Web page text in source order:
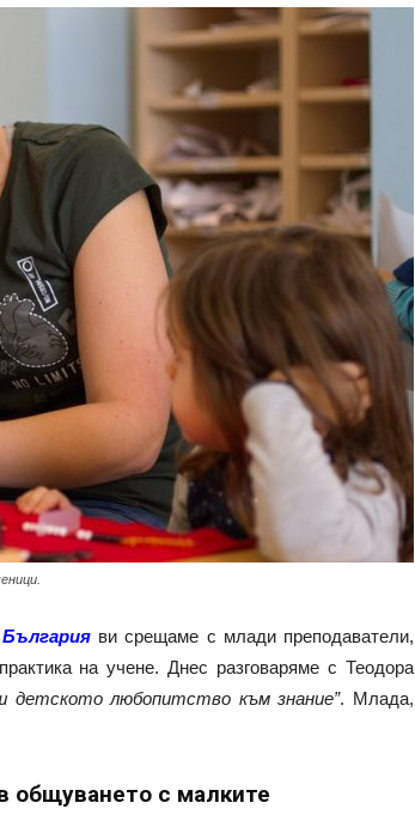
ви срещаме с млади преподаватели,
на учене. Днес разговаряме с Теодора
детското любопитство към знание”. Млада,
общуването с малките